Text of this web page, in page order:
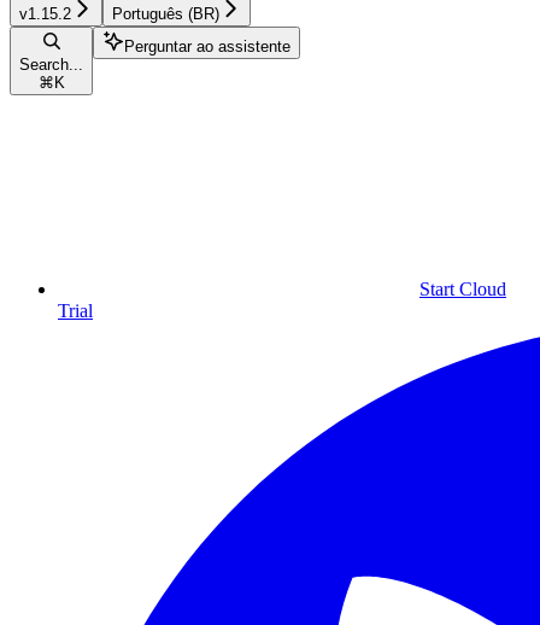
v1.15.2 Português (BR)
Search...
⌘ K
Perguntar ao assistente
Start Cloud
Trial